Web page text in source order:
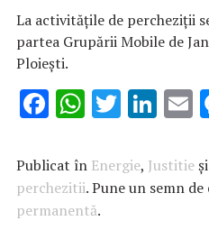
La activităţile de percheziţii
partea Grupării Mobile de
Ploieşti.
F
e
b
o
W
at
s
A
T
it
te
Li
k
e
E
l
Publicat în Energie, Justitie
perchezitii. Pune un semn
permanentă.